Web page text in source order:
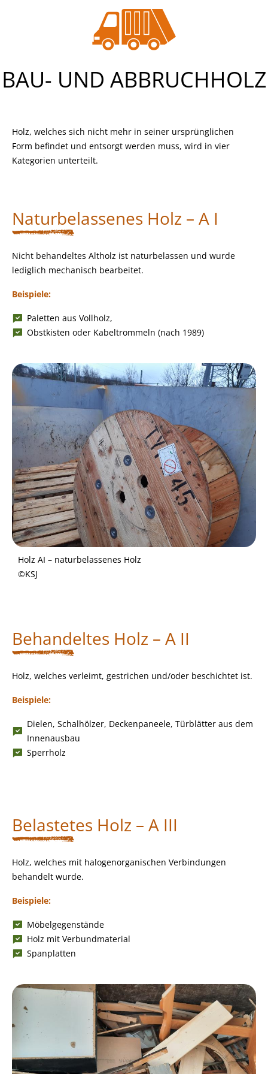
BAU- UND ABBRUCHHOLZ
Holz, welches sich nicht mehr in seiner ursprünglichen
Form befindet und entsorgt werden muss, wird in vier
Kategorien unterteilt.
Naturbelassenes Holz – A I
Nicht behandeltes Altholz ist naturbelassen und wurde
lediglich mechanisch bearbeitet.
Beispiele:
Paletten aus Vollholz,
Obstkisten oder Kabeltrommeln (nach 1989)
Bild
Holz AI – naturbelassenes Holz
©KSJ
Behandeltes Holz – A II
Holz, welches verleimt, gestrichen und/oder beschichtet ist.
Beispiele:
Dielen, Schalhölzer, Deckenpaneele, Türblätter aus dem
Innenausbau
Sperrholz
Belastetes Holz – A III
Holz, welches mit halogenorganischen Verbindungen
behandelt wurde.
Beispiele:
Möbelgegenstände
Holz mit Verbundmaterial
Spanplatten
Bild